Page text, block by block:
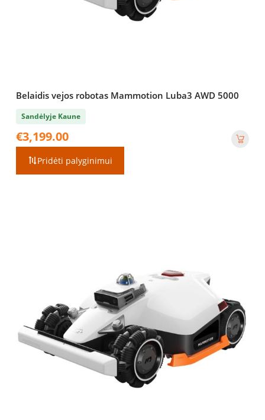
Belaidis vejos robotas Mammotion Luba3 AWD 5000
Sandėlyje Kaune
€3,199.00
Pridėti palyginimui